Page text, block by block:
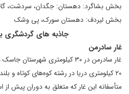
بخش بشاگرد: دهستان: جگدان، سردشت،
بخش لیردف: دهستان سورک، پی وشک
جاذبه های گردشگری
غار سادرمن
۲۰ کیلومتری دریا در رشته کوه‌های کوتاه و
متأسفانه این غار که متعلق به دوران پیش